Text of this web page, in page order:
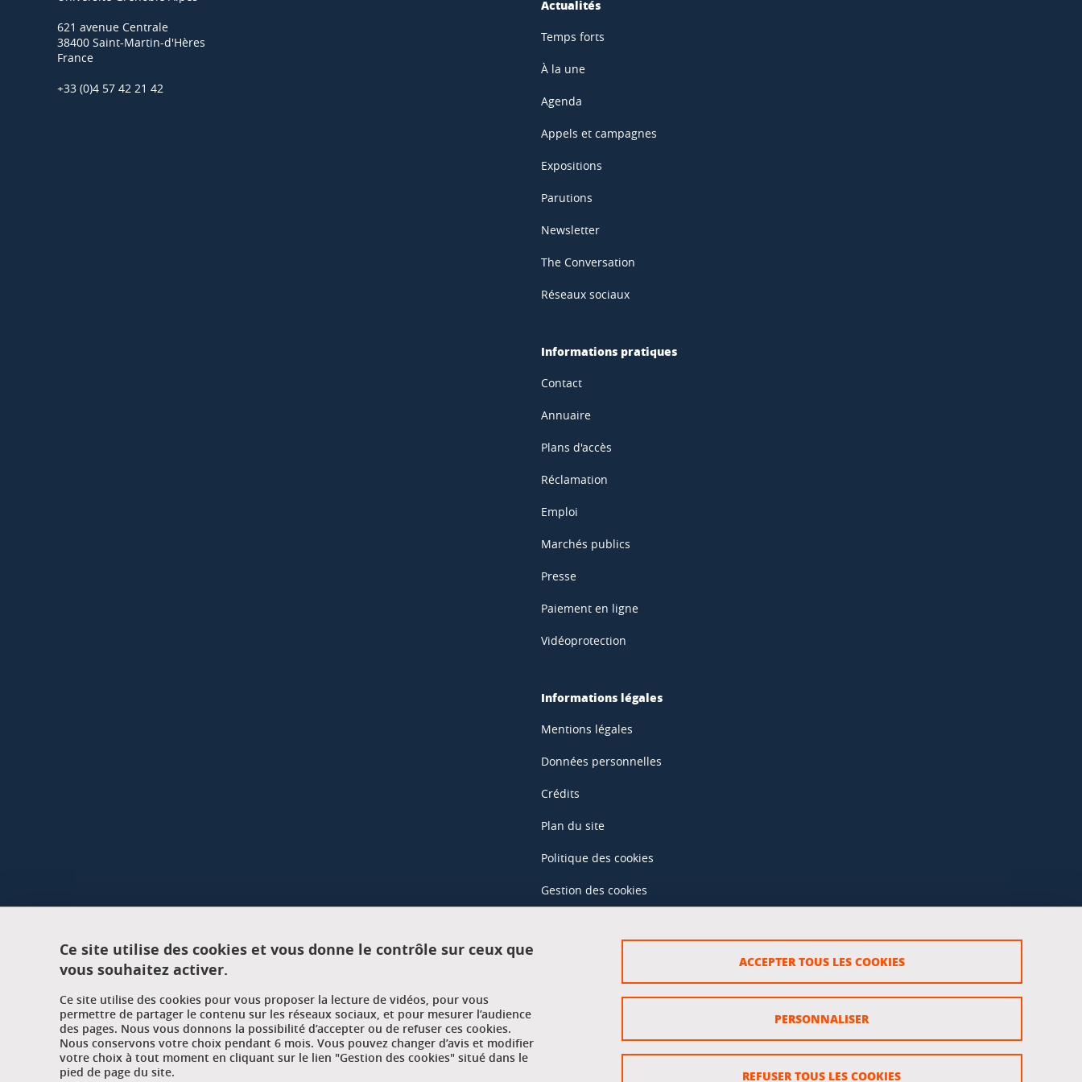
621 avenue Centrale
38400 Saint-Martin-d'Hères
France
+33 (0)4 57 42 21 42
Actualités
Temps forts
À la une
Agenda
Appels et campagnes
Expositions
Parutions
Newsletter
The Conversation
Réseaux sociaux
Informations pratiques
Contact
Annuaire
Plans d'accès
Réclamation
Emploi
Marchés publics
Presse
Paiement en ligne
Vidéoprotection
Informations légales
Mentions légales
Données personnelles
Crédits
Plan du site
Politique des cookies
Gestion des cookies
Accès réservés
Ce site utilise des cookies et vous donne le contrôle sur ceux que
vous souhaitez activer.
Ce site utilise des cookies pour vous proposer la lecture de vidéos, pour vous
permettre de partager le contenu sur les réseaux sociaux, et pour mesurer l’audience
des pages. Nous vous donnons la possibilité d’accepter ou de refuser ces cookies.
Nous conservons votre choix pendant 6 mois. Vous pouvez changer d’avis et modifier
votre choix à tout moment en cliquant sur le lien "Gestion des cookies" situé dans le
pied de page du site.
ACCEPTER TOUS LES COOKIES
REFUSER TOUS LES COOKIES
PERSONNALISER